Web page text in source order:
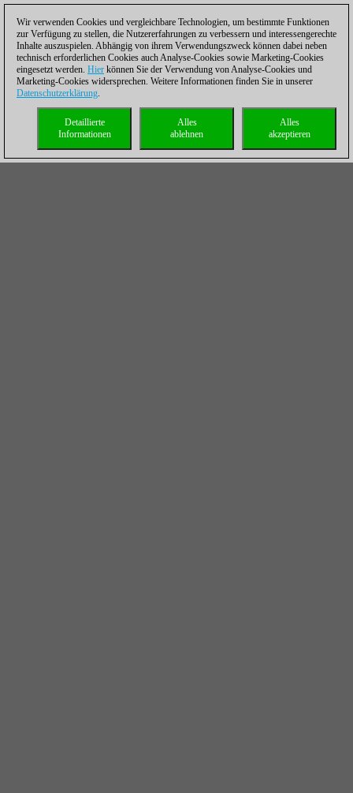
Wir verwenden Cookies und vergleichbare Technologien, um bestimmte Funktionen
zur Verfügung zu stellen, die Nutzererfahrungen zu verbessern und interessengerechte
Inhalte auszuspielen. Abhängig von ihrem Verwendungszweck können dabei neben
technisch erforderlichen Cookies auch Analyse-Cookies sowie Marketing-Cookies
eingesetzt werden. Hier können Sie der Verwendung von Analyse-Cookies und
Marketing-Cookies widersprechen. Weitere Informationen finden Sie in unserer
Datenschutzerklärung.
Alles
akzeptieren
Alles
ablehnen
Detaillierte
Informationen